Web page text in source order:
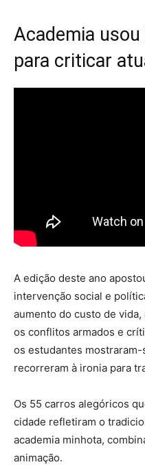
Academia
para criticar
A edição deste ano
intervenção social e
aumento do custo de
os conflitos armados e
os estudantes
recorreram à ironia para
Os 55 carros alegóricos
cidade refletiram o
academia minhota,
animação.